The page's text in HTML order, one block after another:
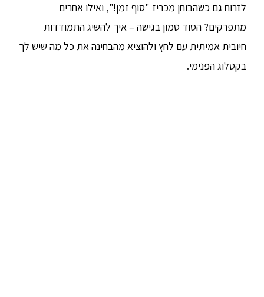
לזרוח גם כשהבוחן מכריז "סוף זמן!", ואילו אחרים
מתפרקים? הסוד טמון בגישה – איך להשיג התמודדות
חיובית אמיתית עם לחץ ולהוציא מהבחינה את כל מה שיש לך
בקטלוג הפנימי.